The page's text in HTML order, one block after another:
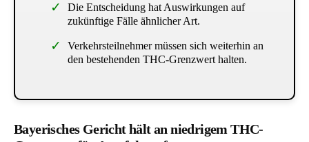
Die Entscheidung hat Auswirkungen auf
zukünftige Fälle ähnlicher Art.
Verkehrsteilnehmer müssen sich weiterhin an
den bestehenden THC-Grenzwert halten.
Bayerisches Gericht hält an niedrigem THC-